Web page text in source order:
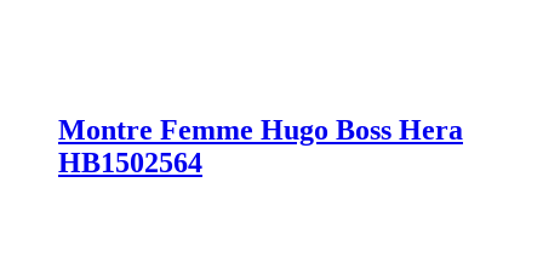
Montre Femme Hugo Boss Hera
HB1502564